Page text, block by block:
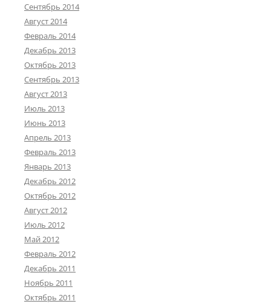
Сентябрь 2014
Август 2014
Февраль 2014
Декабрь 2013
Октябрь 2013
Сентябрь 2013
Август 2013
Июль 2013
Июнь 2013
Апрель 2013
Февраль 2013
Январь 2013
Декабрь 2012
Октябрь 2012
Август 2012
Июль 2012
Май 2012
Февраль 2012
Декабрь 2011
Ноябрь 2011
Октябрь 2011